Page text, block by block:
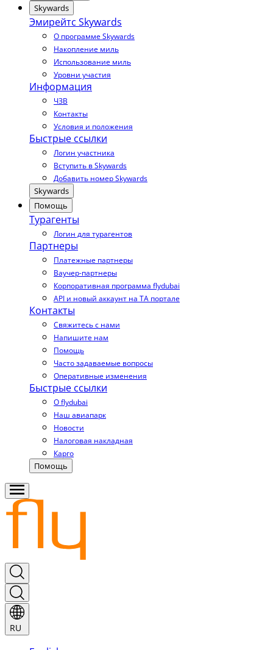
Skywards
Эмирейтс Skywards
О программе Skywards
Накопление миль
Использование миль
Уровни участия
Информация
ЧЗВ
Контакты
Условия и положения
Быстрые ссылки
Логин участника
Вступить в Skywards
Добавить номер Skywards
Skywards
Помощь
Турагенты
Логин для турагентов
Партнеры
Платежные партнеры
Ваучер-партнеры
Корпоративная программа flydubai
API и новый аккаунт на TA портале
Контакты
Свяжитесь с нами
Напишите нам
Помощь
Часто задаваемые вопросы
Оперативные изменения
Быстрые ссылки
О flydubai
Наш авиапарк
Новости
Налоговая накладная
Карго
Помощь
RU